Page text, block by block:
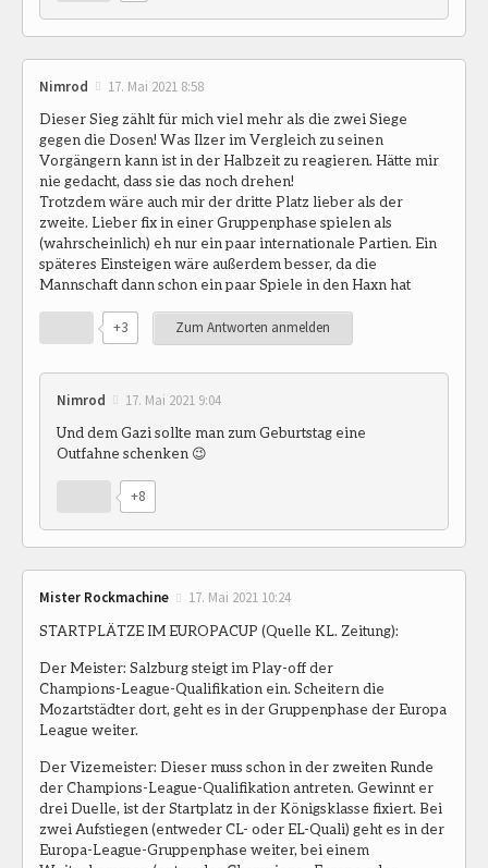
Nimrod 17. Mai 2021 8:58
Dieser Sieg zählt für mich viel mehr als die zwei Siege
gegen die Dosen! Was Ilzer im Vergleich zu seinen
Vorgängern kann ist in der Halbzeit zu reagieren. Hätte mir
nie gedacht, dass sie das noch drehen!
Trotzdem wäre auch mir der dritte Platz lieber als der
zweite. Lieber fix in einer Gruppenphase spielen als
(wahrscheinlich) eh nur ein paar internationale Partien. Ein
späteres Einsteigen wäre außerdem besser, da die
Mannschaft dann schon ein paar Spiele in den Haxn hat
+3 Zum Antworten anmelden
Nimrod 17. Mai 2021 9:04
Und dem Gazi sollte man zum Geburtstag eine
Outfahne schenken 😉
+8
Mister Rockmachine 17. Mai 2021 10:24
STARTPLÄTZE IM EUROPACUP (Quelle KL. Zeitung):
Der Meister: Salzburg steigt im Play-off der
Champions-League-Qualifikation ein. Scheitern die
Mozartstädter dort, geht es in der Gruppenphase der Europa
League weiter.
Der Vizemeister: Dieser muss schon in der zweiten Runde
der Champions-League-Qualifikation antreten. Gewinnt er
drei Duelle, ist der Startplatz in der Königsklasse fixiert. Bei
zwei Aufstiegen (entweder CL- oder EL-Quali) geht es in der
Europa-League-Gruppenphase weiter, bei einem